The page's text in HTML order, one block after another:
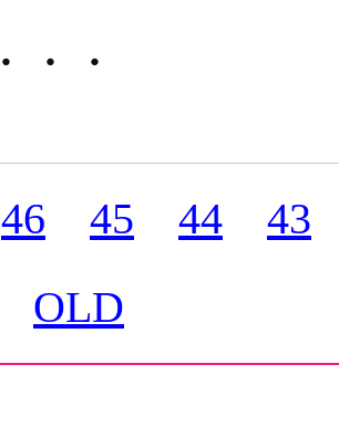
・・・
46 45 44
43
OLD